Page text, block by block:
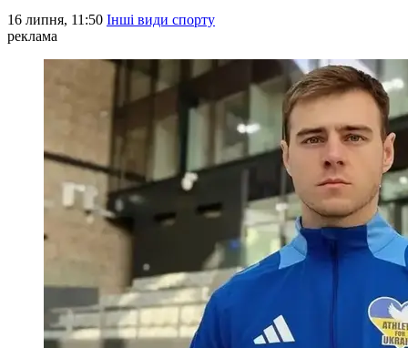
16 липня, 11:50 Інші види спорту
реклама